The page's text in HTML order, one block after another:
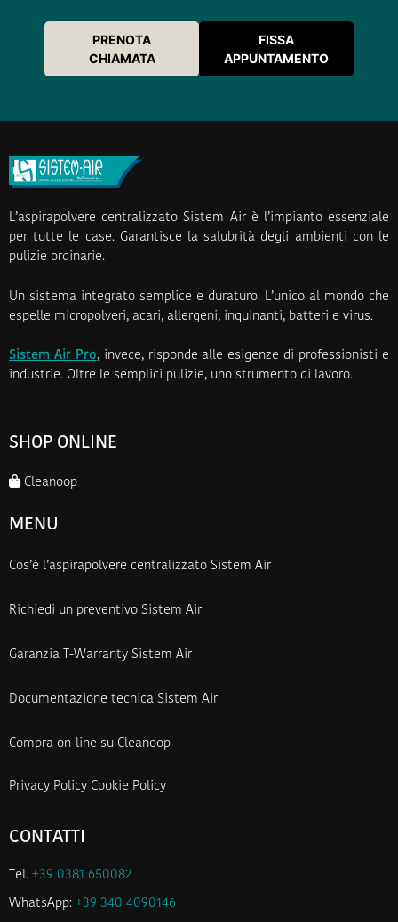
PRENOTA
CHIAMATA
FISSA
APPUNTAMENTO
L’aspirapolvere centralizzato Sistem Air è l’impianto essenziale
per tutte le case. Garantisce la salubrità degli ambienti con le
pulizie ordinarie.
Un sistema integrato semplice e duraturo. L’unico al mondo che
espelle micropolveri, acari, allergeni, inquinanti, batteri e virus.
Sistem Air Pro, invece, risponde alle esigenze di professionisti e
industrie. Oltre le semplici pulizie, uno strumento di lavoro.
SHOP ONLINE
Cleanoop
MENU
Cos’è l’aspirapolvere centralizzato Sistem Air
Richiedi un preventivo Sistem Air
Garanzia T-Warranty Sistem Air
Documentazione tecnica Sistem Air
Compra on-line su Cleanoop
Privacy Policy Cookie Policy
CONTATTI
Tel. +39 0381 650082
WhatsApp: +39 340 4090146